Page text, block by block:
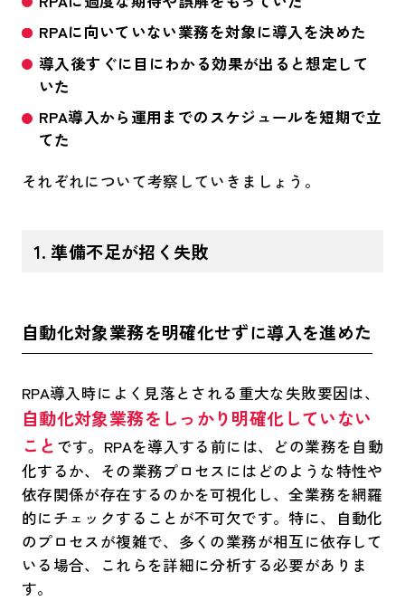
RPAに向いていない業務を対象に導入を決めた​
​導入後すぐに目にわかる効果が出ると想定して
いた​
​RPA導入から運用までのスケジュールを短期で立
てた​
それぞれについて考察していきましょう。
1. 準備不足が招く失敗
自動化対象業務を明確化せずに導入を進めた
RPA導入時によく見落とされる重大な失敗要因は、
自動化対象業務をしっかり明確化していない
こと です。RPAを導入する前には、どの業務を自動
化するか、その業務プロセスにはどのような特性や
依存関係が存在するのかを可視化し、全業務を網羅
的にチェックすることが不可欠です。特に、自動化
のプロセスが複雑で、多くの業務が相互に依存して
いる場合、これらを詳細に分析する必要がありま
す。